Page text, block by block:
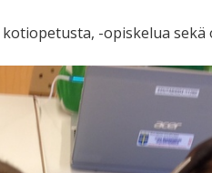
-opiskelua